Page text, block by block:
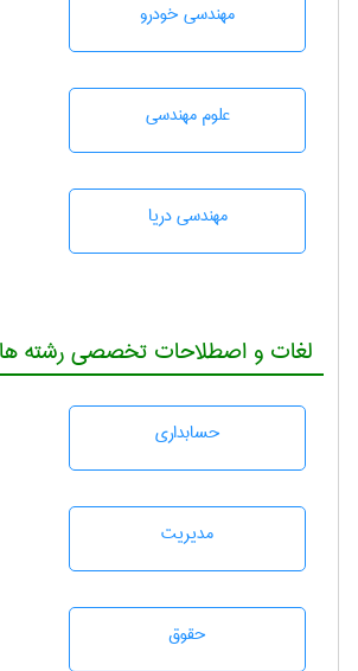
مهندسی خودرو
علوم مهندسی
مهندسی دریا
لغات و اصطلاحات تخصصی رشته
حسابداری
مديريت
حقوق